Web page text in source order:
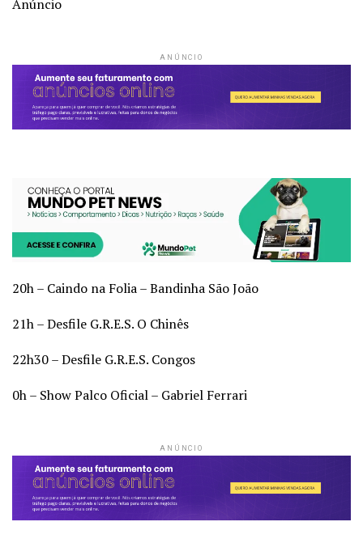
Anúncio
ANÚNCIO
20h – Caindo na Folia – Bandinha São João
21h – Desfile G.R.E.S. O Chinês
22h30 – Desfile G.R.E.S. Congos
0h – Show Palco Oficial – Gabriel Ferrari
ANÚNCIO